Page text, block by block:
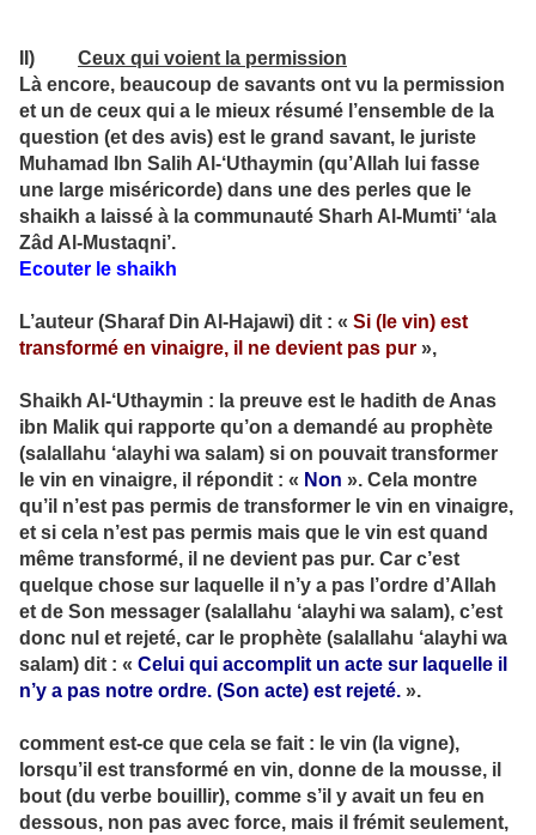
II) Ceux qui voient la permission
Là encore, beaucoup de savants ont vu la permission
et un de ceux qui a le mieux résumé l’ensemble de la
question (et des avis) est le grand savant, le juriste
Muhamad Ibn Salih Al-‘Uthaymin (qu’Allah lui fasse
une large miséricorde) dans une des perles que le
shaikh a laissé à la communauté Sharh Al-Mumti’ ‘ala
Zâd Al-Mustaqni’.
Ecouter le shaikh
L’auteur (Sharaf Din Al-Hajawi) dit : « Si (le vin) est
transformé en vinaigre, il ne devient pas pur »,
Shaikh Al-‘Uthaymin : la preuve est le hadith de Anas
ibn Malik qui rapporte qu’on a demandé au prophète
(salallahu ‘alayhi wa salam) si on pouvait transformer
le vin en vinaigre, il répondit : « Non ». Cela montre
qu’il n’est pas permis de transformer le vin en vinaigre,
et si cela n’est pas permis mais que le vin est quand
même transformé, il ne devient pas pur. Car c’est
quelque chose sur laquelle il n’y a pas l’ordre d’Allah
et de Son messager (salallahu ‘alayhi wa salam), c’est
donc nul et rejeté, car le prophète (salallahu ‘alayhi wa
salam) dit : « Celui qui accomplit un acte sur laquelle il
n’y a pas notre ordre. (Son acte) est rejeté. ».
comment est-ce que cela se fait : le vin (la vigne),
lorsqu’il est transformé en vin, donne de la mousse, il
bout (du verbe bouillir), comme s’il y avait un feu en
dessous, non pas avec force, mais il frémit seulement,